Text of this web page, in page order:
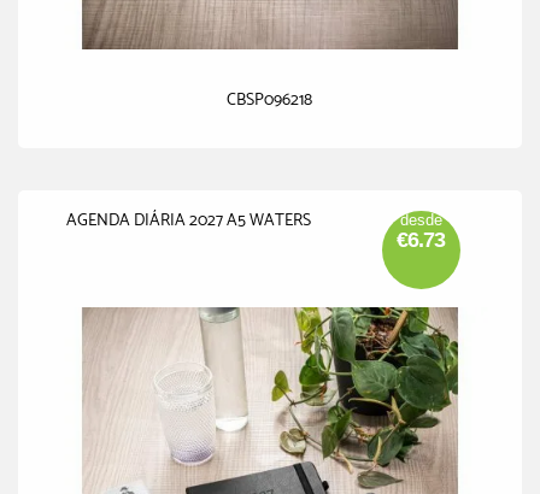
CBSP096218
AGENDA DIÁRIA 2027 A5 WATERS desde
€6.73